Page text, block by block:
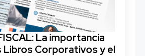
La importancia
Libros Corporativos y el